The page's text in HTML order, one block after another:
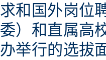
求和国外岗位
委）和直属高
办举行的选拔